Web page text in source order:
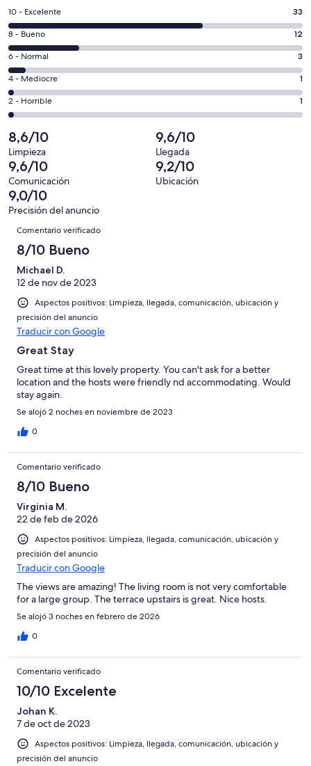
en
una
ventana
nueva
33
comentarios
de
un
total
de
50
con
una
puntuación
de
10
-
Excelente
10 - Excelente 33
12
comentarios
de
un
total
de
50
con
una
puntuación
de
8
-
Bueno
8 - Bueno 12
3
comentarios
de
un
total
de
50
con
una
puntuación
de
6
Normal
6 - Normal 3
1
comentarios
de
total
de
50
con
una
puntuación
de
Mediocre
4 - Mediocre 1
1
comentarios
de
un
total
de
50
con
una
puntuación
de
2 - Horrible 1
8,6/10
Limpieza
9,6/10
Llegada
9,6/10
Comunicación
9,2/10
Ubicación
9,0/10
Precisión del anuncio
Comentarios
Comentario verificado
8/10 Bueno
Michael D.
12 de nov de 2023
Aspectos positivos: Limpieza, llegada, comunicación, ubicación y
precisión del anuncio
Traducir con Google
Great Stay
Great time at this lovely property. You can't ask for a better
location and the hosts were friendly nd accommodating. Would
stay again.
Se alojó 2 noches en noviembre de 2023
0
Comentario verificado
8/10 Bueno
Virginia M.
22 de feb de 2026
Aspectos positivos: Limpieza, llegada, comunicación, ubicación y
precisión del anuncio
Traducir con Google
The views are amazing! The living room is not very comfortable
for a large group. The terrace upstairs is great. Nice hosts.
Se alojó 3 noches en febrero de 2026
0
Comentario verificado
10/10 Excelente
Johan K.
7 de oct de 2023
Aspectos positivos: Limpieza, llegada, comunicación, ubicación y
precisión del anuncio